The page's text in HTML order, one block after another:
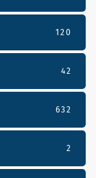
120
42
632
2